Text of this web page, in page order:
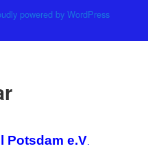
Potsdam e.V.
powered by WordPress